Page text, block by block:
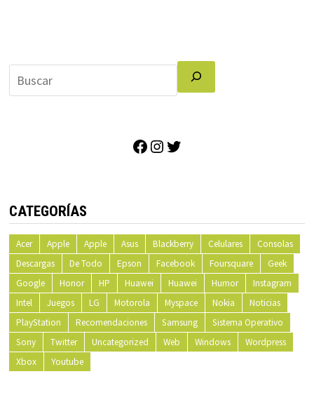
Facebook
Instagram
CATEGORÍAS
Acer Apple Apple Asus Blackberry Celulares
Consolas
Descargas
De Todo Epson Facebook Foursquare
Geek
Google
Honor HP Huawei Huawei Humor
Instagram
Intel
Juegos LG Motorola Myspace Nokia
Noticias
PlayStation
Recomendaciones Samsung
Sistema Operativo
Sony
Twitter Uncategorized Web Windows
Wordpress
Xbox
Youtube